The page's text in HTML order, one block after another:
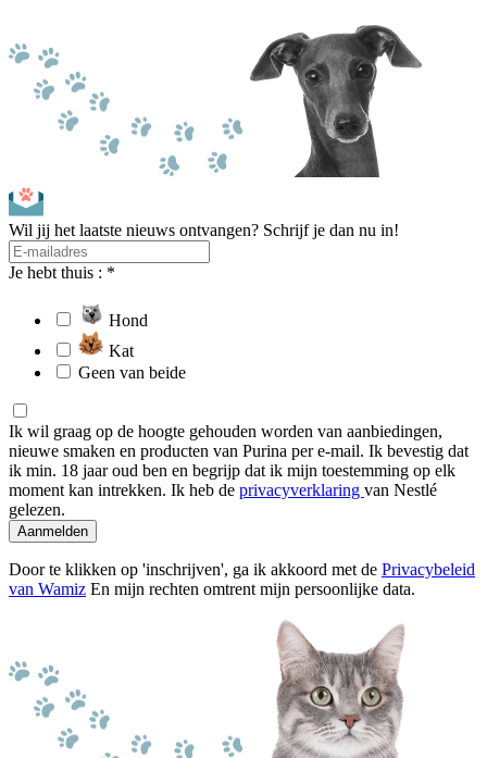
Wil jij het laatste nieuws ontvangen? Schrijf je dan nu in!
Je hebt thuis : *
Hond
Kat
Geen van beide
Ik wil graag op de hoogte gehouden worden van aanbiedingen,
nieuwe smaken en producten van Purina per e-mail. Ik bevestig dat
ik min. 18 jaar oud ben en begrijp dat ik mijn toestemming op elk
moment kan intrekken. Ik heb de privacyverklaring van Nestlé
gelezen.
Aanmelden
Door te klikken op 'inschrijven', ga ik akkoord met de Privacybeleid
van Wamiz En mijn rechten omtrent mijn persoonlijke data.